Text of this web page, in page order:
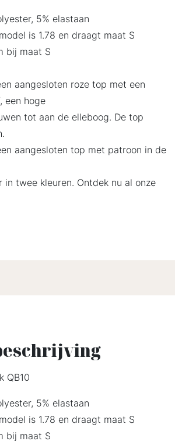
5% elastaan
is 1.78 en draagt maat S
bij maat S
aangesloten roze top met een
een hoge
tot aan de elleboog. De top
aangesloten top met patroon in de
twee kleuren. Ontdek nu al onze
QB10
5% elastaan
is 1.78 en draagt maat S
bij maat S